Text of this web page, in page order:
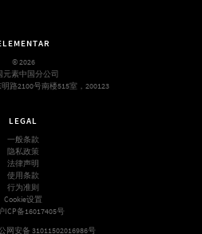
© 2026
元素中国分公司
路2100号南楼515室，200123
LEGAL
一般条款
隐私政策
法律声明
使用条款
行为准则
Cookie设置
ICP备16017405号
网安备 31011502016986号